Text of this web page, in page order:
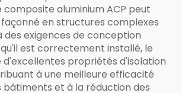
composite aluminium ACP peut
en structures complexes
des exigences de conception
est correctement installé, le
d'excellentes propriétés d'isolation
à une meilleure efficacité
bâtiments et à la réduction des